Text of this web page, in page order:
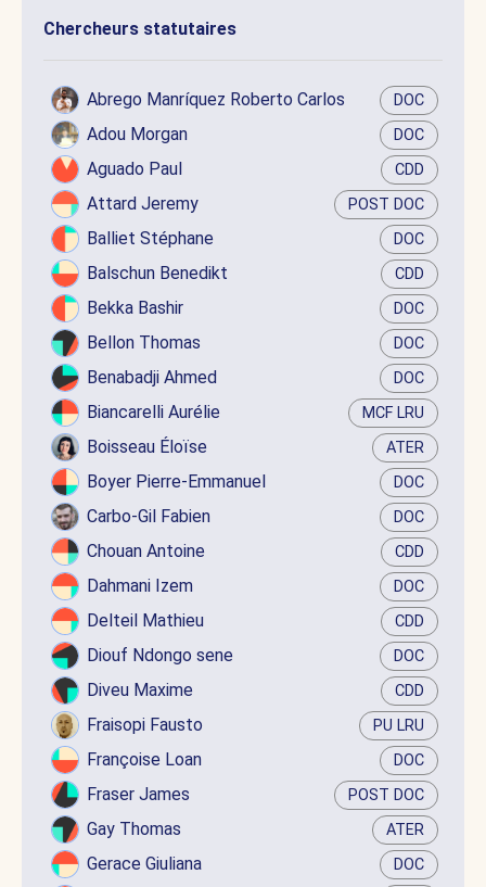
Chercheurs statutaires
Abrego Manríquez Roberto Carlos DOC
Adou Morgan DOC
Aguado Paul CDD
Attard Jeremy POST DOC
Balliet Stéphane DOC
Balschun Benedikt CDD
Bekka Bashir DOC
Bellon Thomas DOC
Benabadji Ahmed DOC
Biancarelli Aurélie MCF LRU
Boisseau Éloïse ATER
Boyer Pierre-Emmanuel DOC
Carbo-Gil Fabien DOC
Chouan Antoine CDD
Dahmani Izem DOC
Delteil Mathieu CDD
Diouf Ndongo sene DOC
Diveu Maxime CDD
Fraisopi Fausto PU LRU
Françoise Loan DOC
Fraser James POST DOC
Gay Thomas ATER
Gerace Giuliana DOC